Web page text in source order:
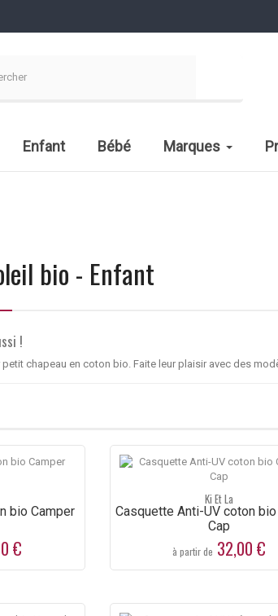
Enfant Bébé Marques
bio - Enfant
!
chapeau en coton bio. Faite leur plaisir avec des
bio Camper
€
Ki Et La
Casquette Anti-UV coton
Cap
à partir de 32,00 €